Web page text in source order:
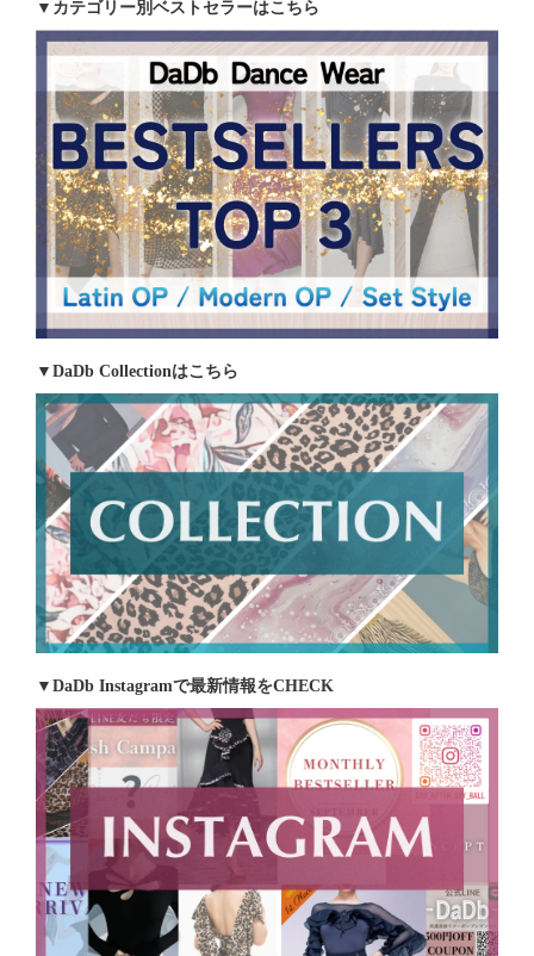
▼カテゴリー別ベストセラーはこちら
▼DaDb Collectionはこちら
▼DaDb Instagramで最新情報をCHECK